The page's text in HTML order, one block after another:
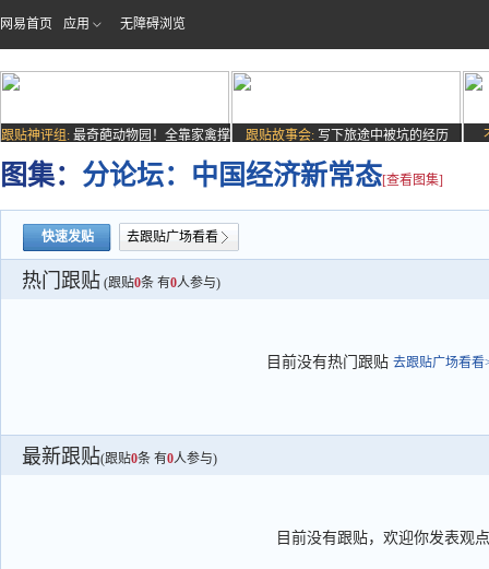
网易首页 应用 无障碍浏览
跟贴神评组: 最奇葩动物园！全靠家禽撑
场子
跟贴故事会: 写下旅途中被坑的经历
图集： 分论坛：中国经济新常态[查看图集]
快速发贴 去跟贴广场看看
热门跟贴 (跟贴0条 有0人参与)
目前没有热门跟贴 去跟贴广场看看
最新跟贴(跟贴0条 有0人参与)
目前没有跟贴，欢迎你发表观点